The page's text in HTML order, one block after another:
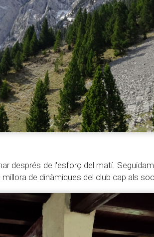
després de l'esforç del matí.
de dinàmiques del club cap als